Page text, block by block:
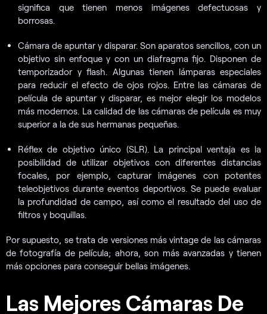
significa que tienen menos imágenes defectuosas y
borrosas.
Cámara de apuntar y disparar. Son aparatos sencillos, con un
objetivo sin enfoque y con un diafragma fijo. Disponen de
temporizador y flash. Algunas tienen lámparas especiales
para reducir el efecto de ojos rojos. Entre las cámaras de
película de apuntar y disparar, es mejor elegir los modelos
más modernos. La calidad de las cámaras de película es muy
superior a la de sus hermanas pequeñas.
Réflex de objetivo único (SLR). La principal ventaja es la
posibilidad de utilizar objetivos con diferentes distancias
focales, por ejemplo, capturar imágenes con potentes
teleobjetivos durante eventos deportivos. Se puede evaluar
la profundidad de campo, así como el resultado del uso de
filtros y boquillas.
Por supuesto, se trata de versiones más vintage de las cámaras
de fotografía de película; ahora, son más avanzadas y tienen
más opciones para conseguir bellas imágenes.
Las Mejores Cámaras De